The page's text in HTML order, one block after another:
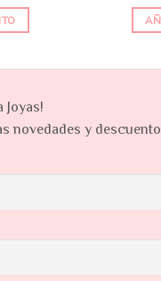
Joyas!
novedades y